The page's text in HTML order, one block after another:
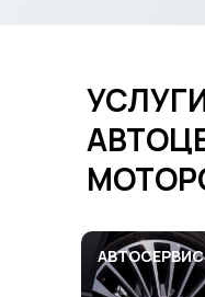
АВТОСЕРВИС